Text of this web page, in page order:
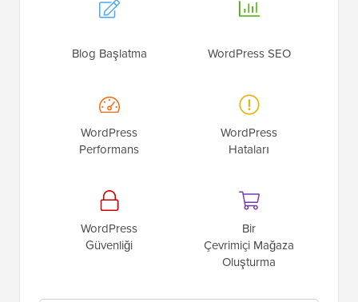
Blog Başlatma WordPress SEO
WordPress
Performans
WordPress
Hataları
WordPress
Güvenliği
Bir
Çevrimiçi Mağaza
Oluşturma